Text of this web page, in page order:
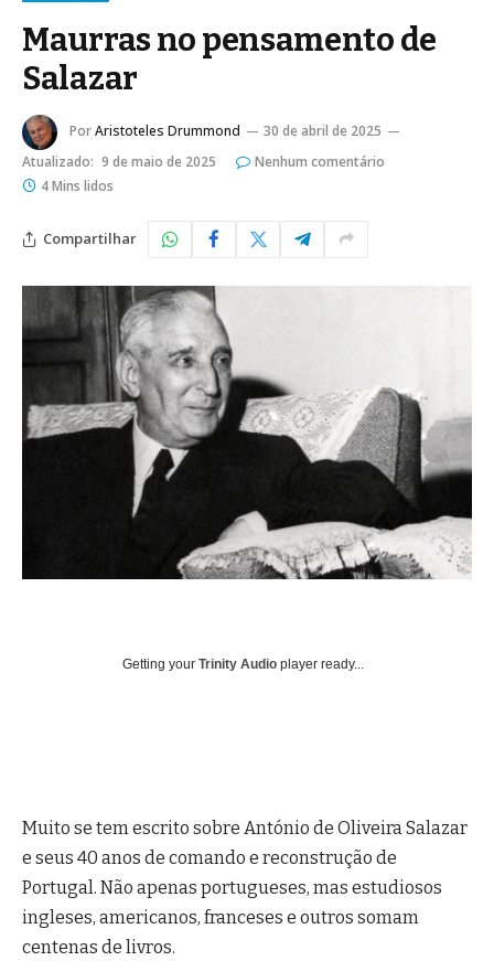
Maurras no pensamento de
Salazar
PorAristoteles Drummond
30 de abril de 2025
Atualizado: 9 de maio de 2025
Nenhum comentário
4 Mins lidos
Compartilhar
Getting your Trinity Audio player ready...
Muito se tem escrito sobre António de Oliveira Salazar
e seus 40 anos de comando e reconstrução de
Portugal. Não apenas portugueses, mas estudiosos
ingleses, americanos, franceses e outros somam
centenas de livros.